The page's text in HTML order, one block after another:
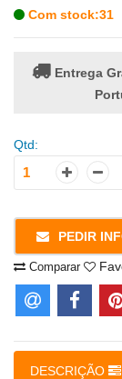
Com stock:31
Entrega
Qtd:
PEDIR
Comparar
DESCRIÇÃO